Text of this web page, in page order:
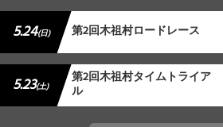
5.24(日) 第2回木祖村ロードレース
5.23(土) 第2回木祖村タイムトライア
ル